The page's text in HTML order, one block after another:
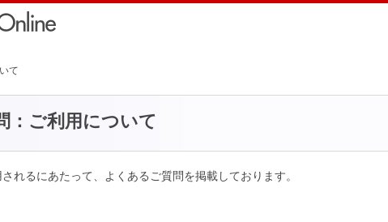
て
：ご利用について
れるにあたって、よくあるご質問を掲載しております。